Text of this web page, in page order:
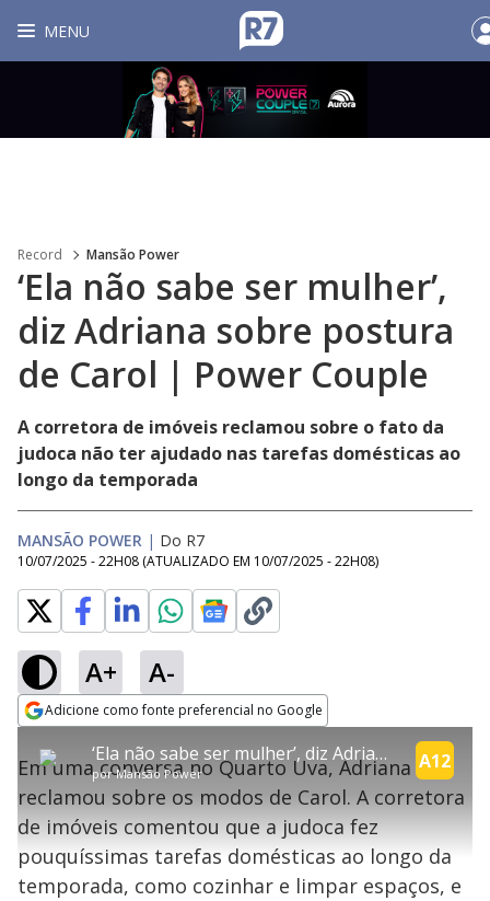
MENU
Record Mansão Power
‘Ela não sabe ser mulher’,
diz Adriana sobre postura
de Carol | Power Couple
A corretora de imóveis reclamou sobre o fato da
judoca não ter ajudado nas tarefas domésticas ao
longo da temporada
MANSÃO POWER | Do R7
10/07/2025 - 22H08 (ATUALIZADO EM 10/07/2025 - 22H08)
A+ A-
Adicione como fonte preferencial no Google
a
window.
modal
be
closed
by
explore
Conteúdo bloqueado
Lamentamos, mas o vídeo que está tentando assisitr é de exibição
exclusiva em território brasileiro :-(
‘Ela não sabe ser mulher’, diz Adriana sobre postura de Carol | Power Couple
porMansão Power
A12
Em uma conversa no Quarto Uva, Adriana
reclamou sobre os modos de Carol. A corretora
de imóveis comentou que a judoca fez
pouquíssimas tarefas domésticas ao longo da
temporada, como cozinhar e limpar espaços, e